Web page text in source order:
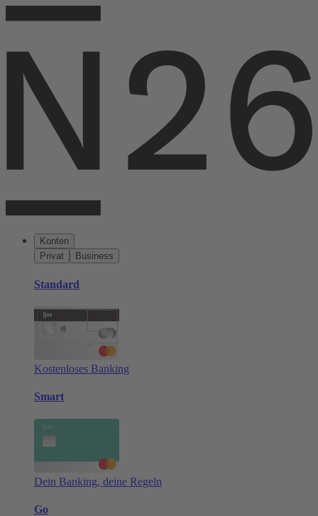
Konten
Privat
Business
Standard
Kostenloses Banking
Smart
Dein Banking, deine Regeln
Go